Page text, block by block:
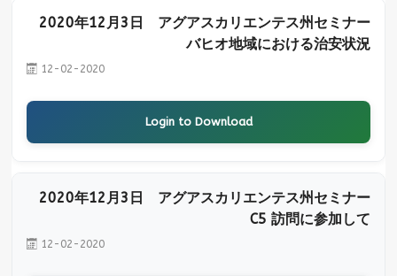
2020年12月3日 アグアスカリエンテス州セミナー
バヒオ地域における治安状況
12-02-2020
Login to Download
2020年12月3日 アグアスカリエンテス州セミナー
C5 訪問に参加して
12-02-2020